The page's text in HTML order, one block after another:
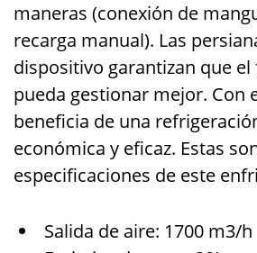
maneras (conexión de
recarga manual). Las
dispositivo garantizan que
pueda gestionar mejor. Con
beneficia de una
económica y eficaz. Estas
especificaciones de este
Salida de aire: 1700 m3/h